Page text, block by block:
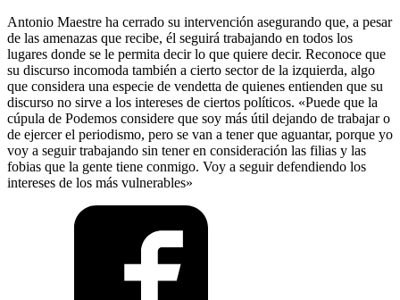
Antonio Maestre ha cerrado su intervención asegurando que, a pesar
de las amenazas que recibe, él seguirá trabajando en todos los
lugares donde se le permita decir lo que quiere decir. Reconoce que
su discurso incomoda también a cierto sector de la izquierda, algo
que considera una especie de vendetta de quienes entienden que su
discurso no sirve a los intereses de ciertos políticos. «Puede que la
cúpula de Podemos considere que soy más útil dejando de trabajar o
de ejercer el periodismo, pero se van a tener que aguantar, porque yo
voy a seguir trabajando sin tener en consideración las filias y las
fobias que la gente tiene conmigo. Voy a seguir defendiendo los
intereses de los más vulnerables»